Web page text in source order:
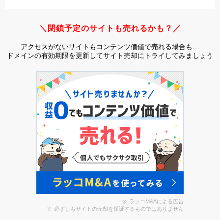
＼閉鎖予定のサイトも売れるかも？／
アクセスがないサイトもコンテンツ価値で売れる場合も…
ドメインの有効期限を更新してサイト売却にトライしてみましょう
ラッコM&Aによる広告
必ずしもサイトの売却を保証するものではありません